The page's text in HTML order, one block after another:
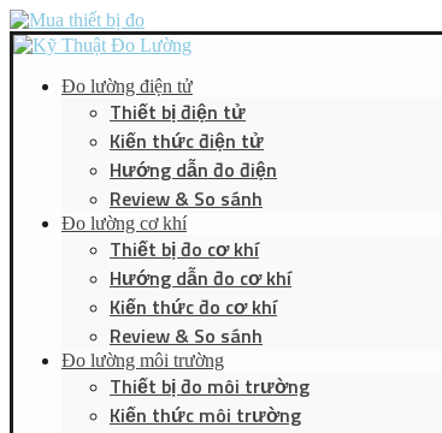
Đo lường điện tử
Thiết bị điện tử
Kiến thức điện tử
Hướng dẫn đo điện
Review & So sánh
Đo lường cơ khí
Thiết bị đo cơ khí
Hướng dẫn đo cơ khí
Kiến thức đo cơ khí
Review & So sánh
Đo lường môi trường
Thiết bị đo môi trường
Kiến thức môi trường